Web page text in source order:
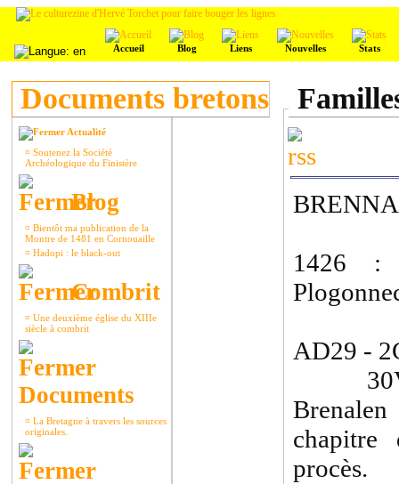
Accueil Blog Liens Nouvelles Stats
Documents bretons
Actualité
¤ Soutenez la Société
Archéologique du Finistère
Blog
¤ Bientôt ma publication de la
Montre de 1481 en Cornouaille
¤ Hadopi : le black-out
Combrit
¤ Une deuxième église du XIIIe
siècle à combrit
Documents
¤ La Bretagne à travers les sources
originales.
1426 :
AD29 -
chapitre
procès.